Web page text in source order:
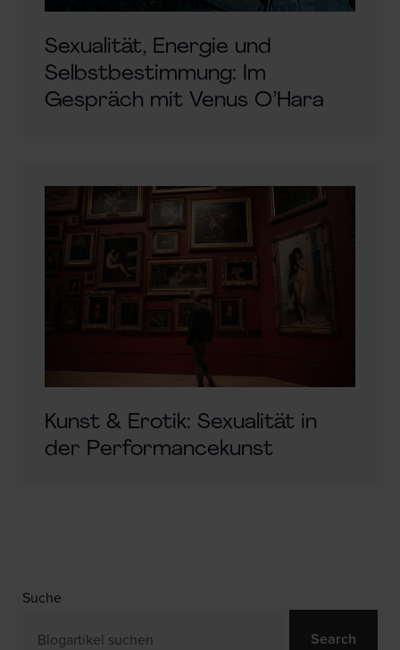
Sexualität, Energie und
Selbstbestimmung: Im
Gespräch mit Venus O’Hara
Kunst & Erotik: Sexualität in
der Performancekunst
Suche
Search